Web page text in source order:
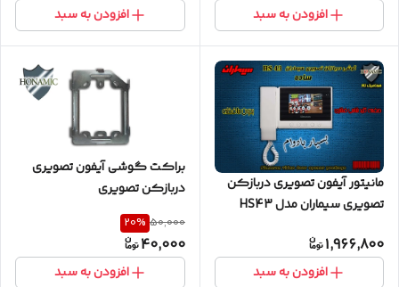
افزودن به سبد افزودن به سبد
مانیتور آیفون تصویری دربازکن
تصویری سیماران مدل HS43
1,966,800
افزودن به سبد
براکت گوشی آیفون تصویری
دربازکن تصویری
50,000
20%
40,000
افزودن به سبد